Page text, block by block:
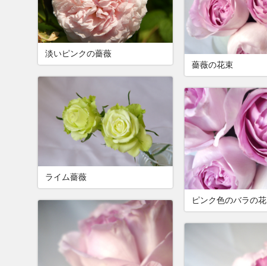
淡いピンクの薔薇
薔薇の花束
ライム薔薇
ピンク色のバラの花